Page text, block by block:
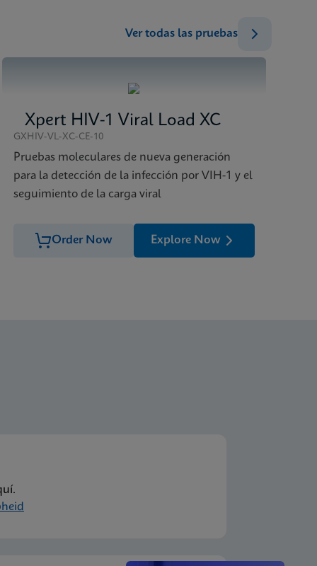
Ver todas las pruebas
Xpert HIV-1 Viral Load XC
GXHIV-VL-XC-CE-10
Pruebas moleculares de nueva generación
para la detección de la infección por VIH-1 y el
seguimiento de la carga viral
Order Now Explore Now